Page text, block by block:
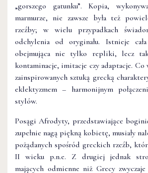
„gorszego gatunku”. Kopia,
marmurze, nie zawsze była też
rzeźby; w wielu przypadkach
odchylenia od oryginału. Istnieje
obejmująca nie tylko repliki, lecz
kontaminacje, imitacje czy adaptacje.
zainspirowanych sztuką grecką
eklektyzmem – harmonijnym
stylów.
Posągi Afrodyty, przedstawiające
zupełnie nagą piękną kobietę, musiały
pożądanych spośród greckich rzeźb,
II wieku p.n.e. Z drugiej jednak
mających odmienne niż Grecy